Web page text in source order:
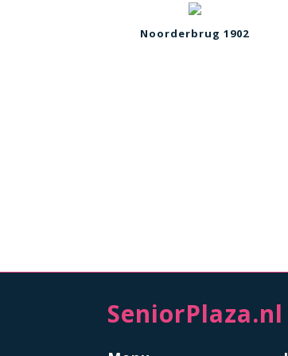
Noorderbrug 1902
SeniorPlaza.nl